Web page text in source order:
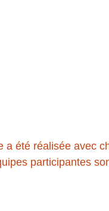
a été réalisée avec
participantes